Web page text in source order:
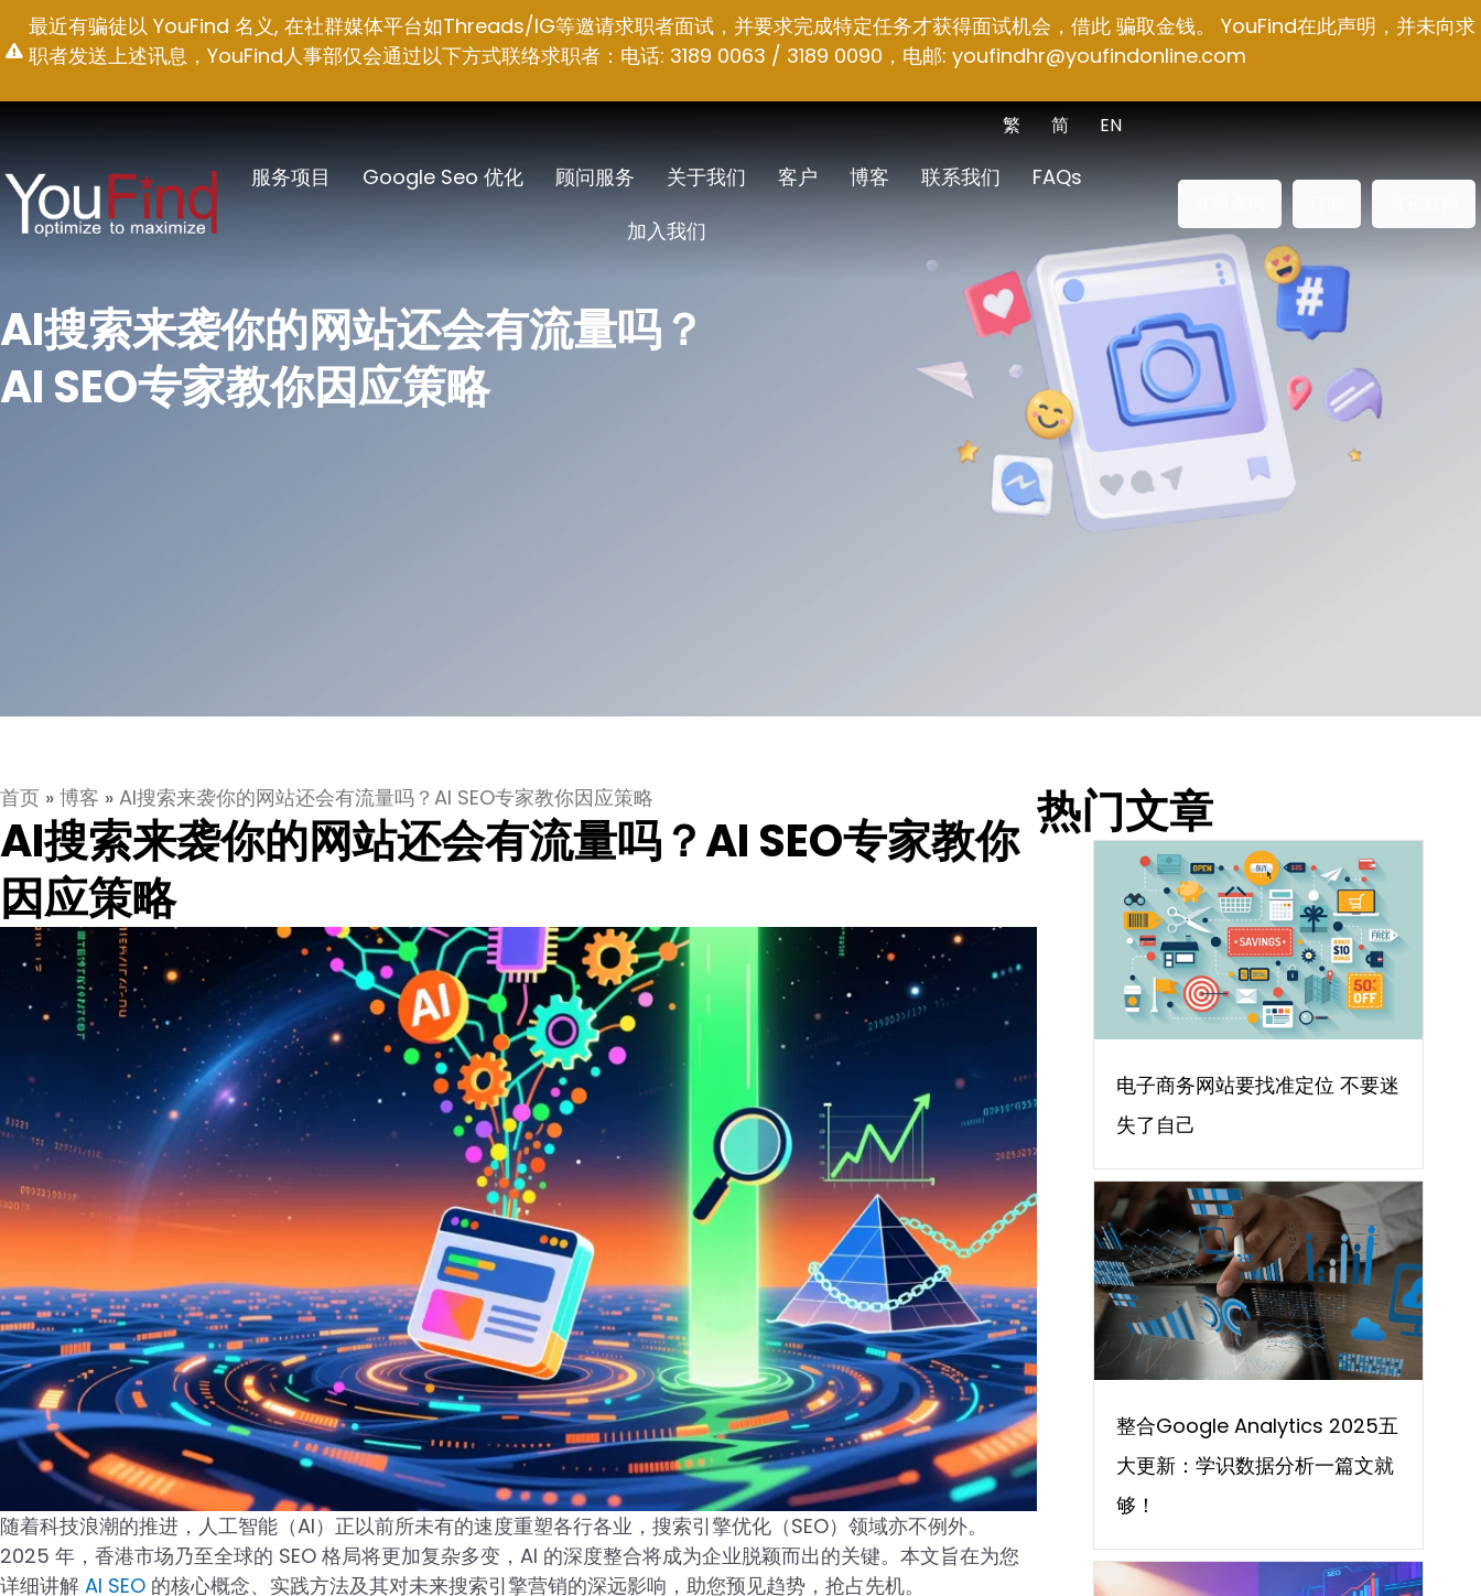
至
容
最近有骗徒以 YouFind 名义, 在社群媒体平台如Threads/IG等邀请求职者面试，并要求完成特定任务才获得面试机会，借此 骗取金钱。 YouFind在此声明，并未向求
职者发送上述讯息，YouFind人事部仅会通过以下方式联络求职者：电话: 3189 0063 / 3189 0090，电邮: youfindhr@youfindonline.com
EN
简
繁
服务项目 Google Seo 优化 顾问服务 关于我们 客户 博客 联系我们
FAQs
加入我们
AI搜索来袭你的网站还会有流量吗？
AI SEO专家教你因应策略
首页 » 博客 » AI搜索来袭你的网站还会有流量吗？AI SEO专家教你因应策略
AI搜索来袭你的网站还会有流量吗？AI SEO专家教你
因应策略
随着科技浪潮的推进，人工智能（AI）正以前所未有的速度重塑各行各业，搜索引擎优化（SEO）领域亦不例外。
2025 年，香港市场乃至全球的 SEO 格局将更加复杂多变，AI 的深度整合将成为企业脱颖而出的关键。本文旨在为您
详细讲解 AI SEO 的核心概念、实践方法及其对未来搜索引擎营销的深远影响，助您预见趋势，抢占先机。
热门文章
电子商务网站要找准定位 不要迷
失了自己
整合Google Analytics 2025五
大更新：学识数据分析一篇文就
够！